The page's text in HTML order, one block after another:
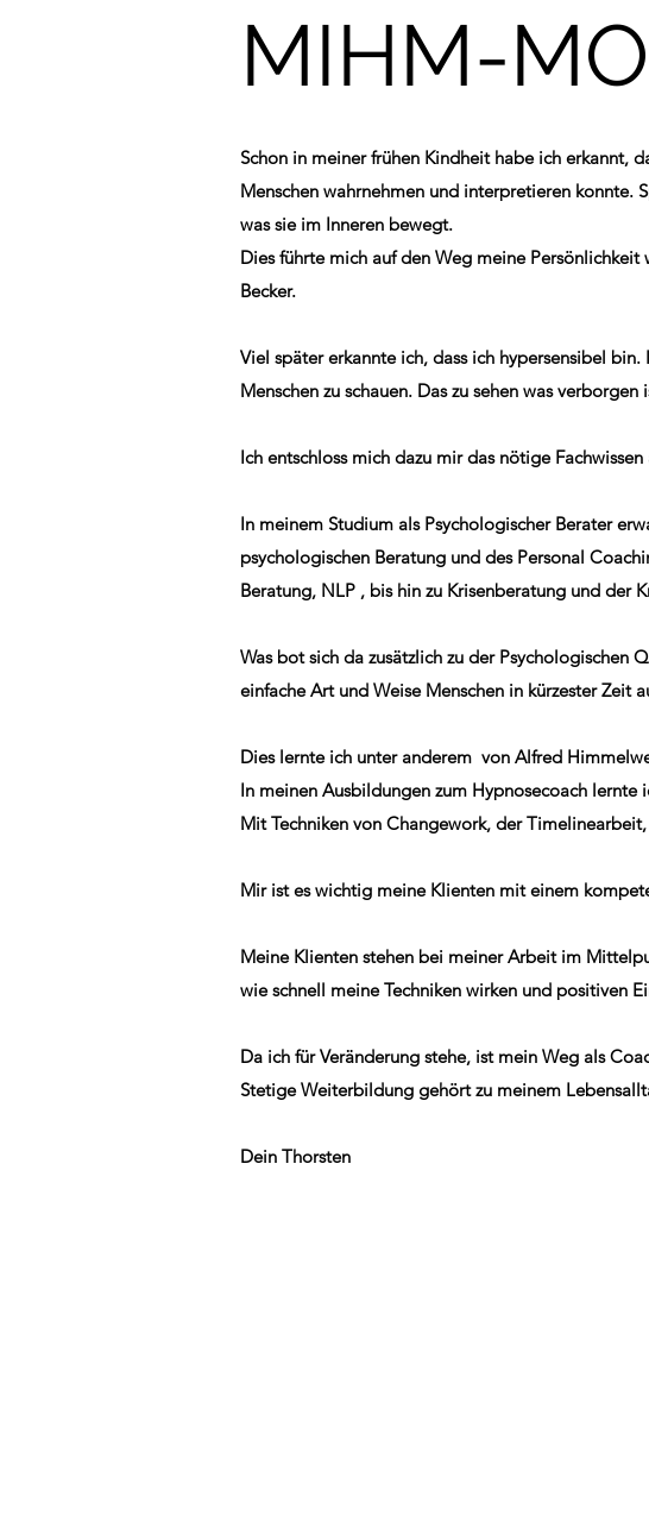
MIHM-
Schon in meiner frühen Kindheit habe ich erkannt,
Menschen wahrnehmen und interpretieren konnte.
was sie im Inneren bewegt.
Dies führte mich auf den Weg meine
Becker.
Viel später erkannte ich, dass ich hypersensibel
Menschen zu schauen. Das zu sehen was verborgen
Ich entschloss mich dazu mir das nötige
In meinem Studium als Psychologischer Berater
psychologischen Beratung und des Personal
Beratung, NLP , bis hin zu Krisenberatung und der
Was bot sich da zusätzlich zu der Psychologischen
einfache Art und Weise Menschen in kürzester Zeit
Dies lernte ich unter anderem von Alfred
In meinen Ausbildungen zum Hypnosecoach lernte
Mit Techniken von Changework, der
Mir ist es wichtig meine Klienten mit einem
Meine Klienten stehen bei meiner Arbeit im
wie schnell meine Techniken wirken und positiven
Da ich für Veränderung stehe, ist mein Weg als
Stetige Weiterbildung gehört zu meinem
Dein Thorsten